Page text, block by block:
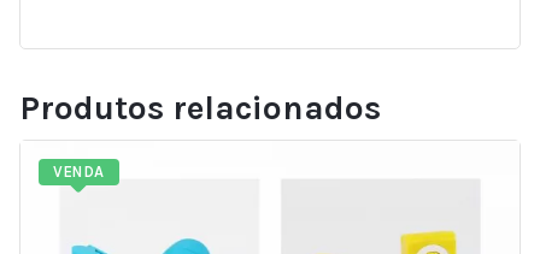
Produtos relacionados
VENDA